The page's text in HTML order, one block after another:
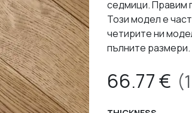
седмици. Правим
Този модел е
четирите ни
пълните размери.
66.77€ (